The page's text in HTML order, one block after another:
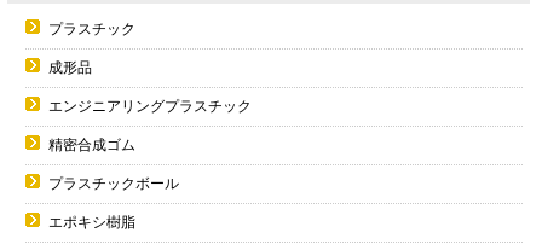
プラスチック
成形品
エンジニアリングプラスチック
精密合成ゴム
プラスチックボール
エポキシ樹脂